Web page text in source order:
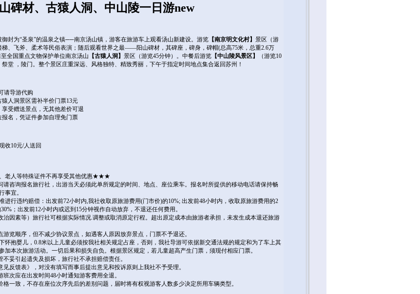
碑材、古猿人洞、中山陵一日游new
封为“圣泉”的温泉之镇──南京汤山镇，游客在旅游车上观看汤山新建设。游览【南京明文化村】 景区（游
梯、飞斧、柔术等民俗表演；随后观看世界之最——阳山碑材，其碑座，碑身，碑帽(总高75米，总重2.6万
全国重点文物保护单位南京汤山 【古猿人洞】 景区（游览45分钟）。中餐后游览【中山陵风景区】
（游览10
堂 ，陵门。整个景区庄重深远、风格独特、精致秀丽，下午于指定时间地点集合返回苏州！
请导游代购
人洞景区需补半价门票13元
赠送景点，无其他差价可退
名，凭证件参加自理免门票
收10元/人送回
老人等特殊证件不再享受其他优惠★★★
请咨询报名旅行社，出游当天必须此单所规定的时间、地点、座位乘车。报名时所提供的移动电话请保持畅
事宜。
进行违约赔偿：出发前72小时内,我社收取原旅游费用(门市价)的10%; 出发前48小时内，收取原旅游费用的2
；出发前12小时内或迟到15分钟视作自动放弃，不退还任何费用。
治因素等）旅行社可根据实际情况.调整或取消原定行程。超出原定成本由旅游者承担，未发生成本退还旅游
览顺序，但不减少协议景点，如遇客人原因放弃景点，门票不予退还。
怀抱婴儿，0.8米以上儿童必须按我社相关规定占座，否则，我社导游可依据新交通法规的规定和为了车上其
加本次旅游活动。一切后果和损失自负。根据景区规定，若儿童超高产生门票，须现付相应门票。
妥引起遗失及损坏，旅行社不承担赔偿责任。
反馈表》，对没有填写而事后提出意见和投诉原则上我社不予受理。
班次应在出发时间48小时通知游客费用全退。
一致，不存在座位次序先后的差别问题，届时将有权视游客人数多少决定所用车辆类型。